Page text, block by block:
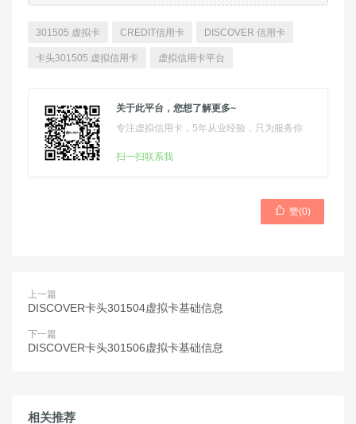
301505 虚拟卡 CREDIT信用卡 DISCOVER 信用卡
卡头301505 虚拟信用卡 虚拟信用卡平台
关于此平台，您想了解更多~
专注虚拟信用卡，5年从业经验，只为服务你
扫一扫联系我
 赞(0)
上一篇
DISCOVER卡头301504虚拟卡基础信息
下一篇
DISCOVER卡头301506虚拟卡基础信息
相关推荐